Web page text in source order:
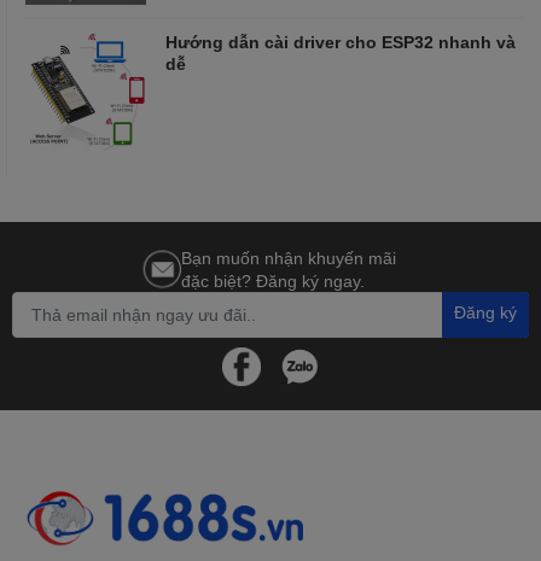
Hướng dẫn cài driver cho ESP32 nhanh và
dễ
Bạn muốn nhận khuyến mãi
đặc biệt? Đăng ký ngay.
Đăng ký